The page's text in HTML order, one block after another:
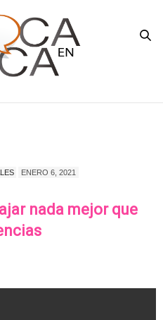
ENERO 6, 2021
nada mejor que